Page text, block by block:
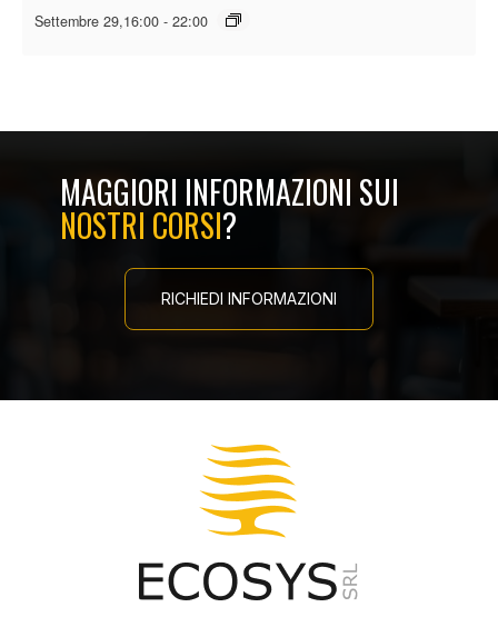
Settembre 29,16:00 - 22:00
MAGGIORI INFORMAZIONI SUI
NOSTRI CORSI?
RICHIEDI INFORMAZIONI